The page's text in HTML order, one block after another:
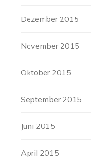
Dezember 2015
November 2015
Oktober 2015
September 2015
Juni 2015
April 2015